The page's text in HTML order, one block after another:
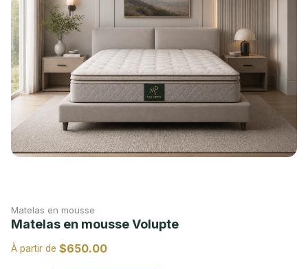
Matelas en mousse
Matelas en mousse Volupte
À partir de $650.00